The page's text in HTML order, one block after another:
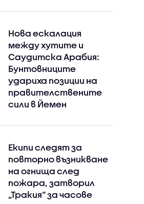
Нова ескалация
между хутите и
Саудитска Арабия:
Бунтовниците
удариха позиции на
правителствените
сили в Йемен
Екипи следят за
повторно възникване
на огнища след
пожара, затворил
„Тракия“ за часове